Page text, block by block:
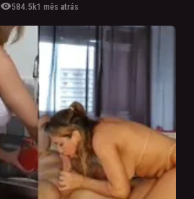
visibility584.5k1 mês atrás